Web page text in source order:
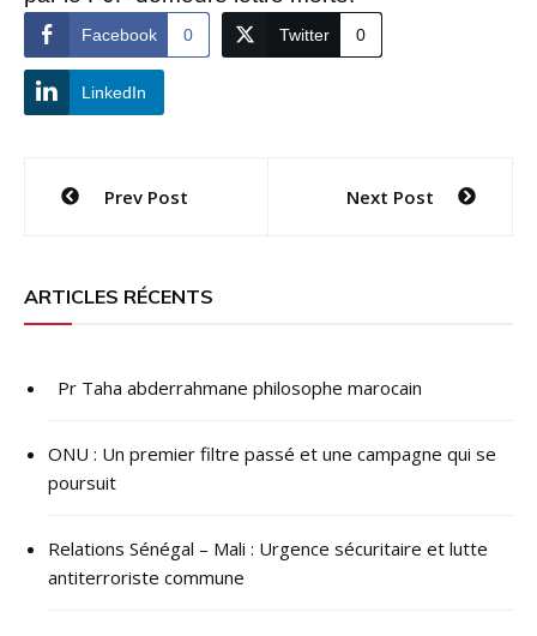
Facebook 0 Twitter 0
LinkedIn
Navigation
l’article
Prev Post Next Post
ARTICLES RÉCENTS
Pr Taha abderrahmane philosophe marocain
ONU : ​Un premier filtre passé et une campagne qui se
poursuit
Relations Sénégal – Mali : Urgence sécuritaire et lutte
antiterroriste commune